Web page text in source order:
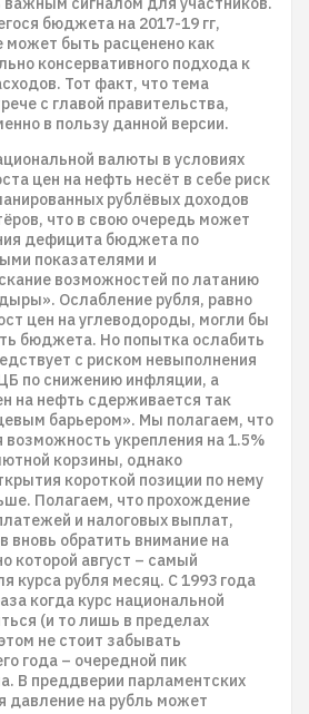
бюджета на 2017-19 гг,
может быть расценено как
консервативного подхода к
Тот факт, что тема
с главой правительства,
в пользу данной версии.
валюты в условиях
цен на нефть несёт в себе риск
рублёвых доходов
что в свою очередь может
дефицита бюджета по
показателями и
возможностей по латанию
Ослабление рубля, равно
цен на углеводороды, могли бы
бюджета. Но попытка ослабить
с риском невыполнения
по снижению инфляции, а
на нефть сдерживается так
барьером». Мы полагаем, что
возможность укрепления на 1.5%
корзины, однако
короткой позиции по нему
Полагаем, что прохождение
и налоговых выплат,
вновь обратить внимание на
которой август – самый
курса рубля месяц. С 1993 года
когда курс национальной
(и то лишь в пределах
не стоит забывать
года – очередной пик
В преддверии парламентских
давление на рубль может